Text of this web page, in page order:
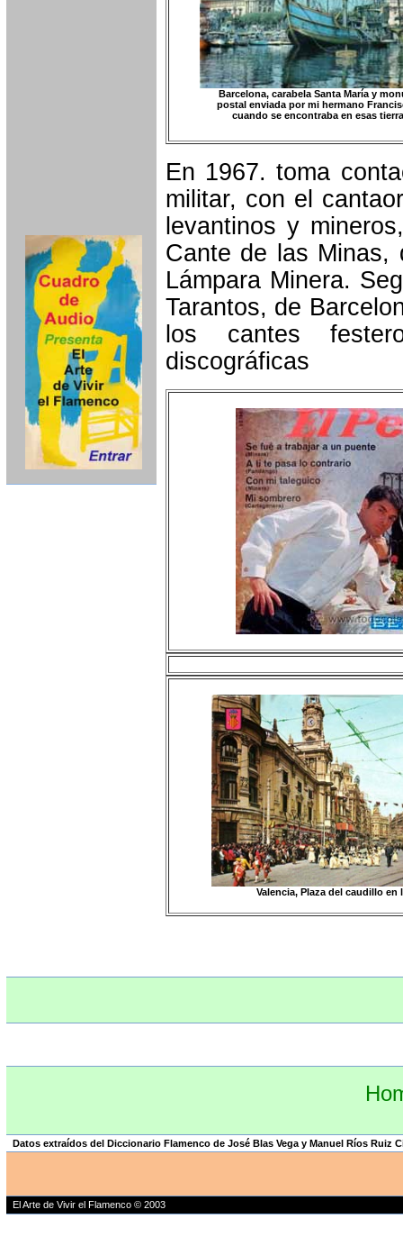
Barcelona, carabela Santa María y
postal enviada por mi hermano
cuando se encontraba en esas
En 1967. toma
militar, con el
levantinos y
Cante de las Minas,
Lámpara Minera.
Tarantos, de
los cantes
discográficas
Valencia, Plaza del caudillo en
Datos extraídos del Diccionario Flamenco de José Blas Vega y Manuel Ríos
El Arte de Vivir el Flamenco © 2003